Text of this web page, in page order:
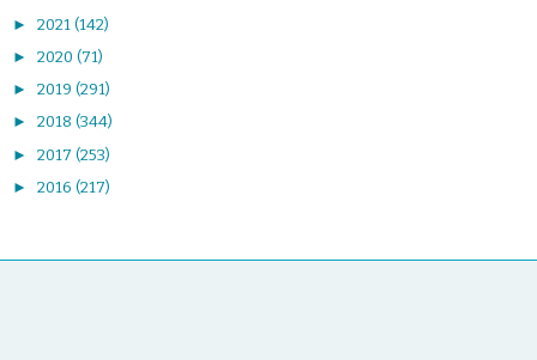
► 2021 (142)
► 2020 (71)
► 2019 (291)
► 2018 (344)
► 2017 (253)
► 2016 (217)